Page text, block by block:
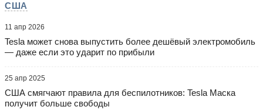
США
11 апр 2026
Tesla может снова выпустить более дешёвый электромобиль
— даже если это ударит по прибыли
25 апр 2025
США смягчают правила для беспилотников: Tesla Маска
получит больше свободы